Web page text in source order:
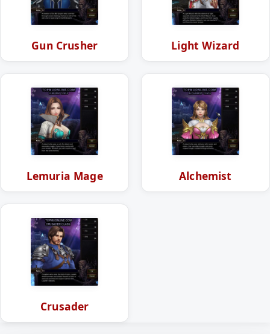
Gun Crusher Light Wizard
Lemuria Mage Alchemist
Crusader